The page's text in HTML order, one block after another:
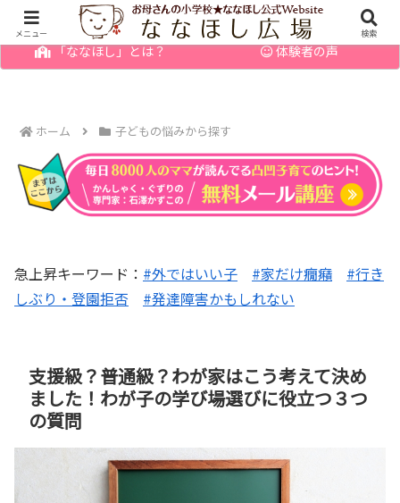
幼児の発達障害・育てにくい子のお悩みを解決
「ななほし」とは？ 体験者の声
ホーム 子どもの悩みから探す
急上昇キーワード： #外ではいい子 #家だけ癇癪
#行き
しぶり・登園拒否
#発達障害かもしれない
支援級？普通級？わが家はこう考えて決め
ました！わが子の学び場選びに役立つ３つ
の質問
メニュー 検索